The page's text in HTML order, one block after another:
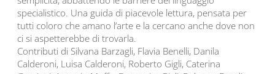
specialistico. Una guida di piacevole lettura, pensata per
tutti coloro che amano l’arte e la cercano anche dove non
ci si aspetterebbe di trovarla.
Contributi di Silvana Barzagli, Flavia Benelli, Danila
Calderoni, Luisa Calderoni, Roberto Gigli, Caterina